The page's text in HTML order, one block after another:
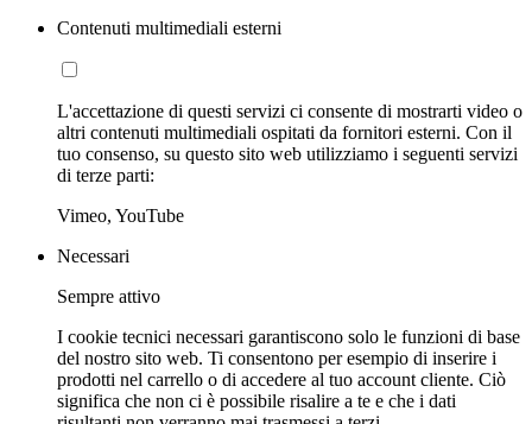
Contenuti multimediali esterni
L'accettazione di questi servizi ci consente di mostrarti video o
altri contenuti multimediali ospitati da fornitori esterni. Con il
tuo consenso, su questo sito web utilizziamo i seguenti servizi
di terze parti:
Vimeo, YouTube
Necessari
Sempre attivo
I cookie tecnici necessari garantiscono solo le funzioni di base
del nostro sito web. Ti consentono per esempio di inserire i
prodotti nel carrello o di accedere al tuo account cliente. Ciò
significa che non ci è possibile risalire a te e che i dati